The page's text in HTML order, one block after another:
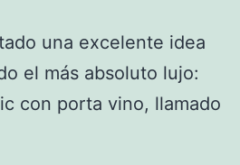
una excelente idea
el más absoluto lujo:
con porta vino, llamado